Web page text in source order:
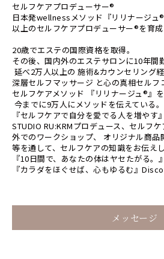
セルフケアプロデューサー®
日本発wellnessメソッド『リリナージュ
以上のセルフケアプロデューサー®︎を育成
20歳でエステの国際資格を取得。
その後、国内外のエステサロンに10年間
延べ2万人以上の 施術&カウンセリング
深層セルフマッサージ と心の真相セルフ
セルフケアメソッド 『リリナージュ®』を
今までに9万人にメソッドを伝えている。
『セルフケアで自分を愛でる人を増やす
STUDIO RU:KRMプロデュース、セルフ
外でのワークショップ、 オリジナル商品
等を通して、セルフケアの知識をお伝え
『10日間で、あなたの体はヤセたがる。
『カラダをほぐせば、心もゆるむ』
メッセージ